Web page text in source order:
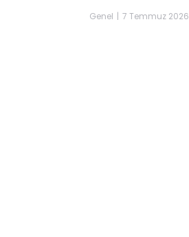
Genel 7 Temmuz 2026